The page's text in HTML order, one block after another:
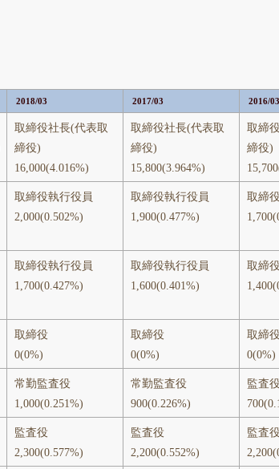
2018/03 2017/03 2016/03
取締役社長(代表取
締役)
16,000(4.016%)
取締役社長(代表取
締役)
15,800(3.964%)
取締
締役)
取締役執行役員
2,000(0.502%)
取締役執行役員
1,900(0.477%)
取締
取締役執行役員
1,700(0.427%)
取締役執行役員
1,600(0.401%)
取締
取締役
0(0%)
取締役
0(0%)
取締
0(0%)
常勤監査役
1,000(0.251%)
常勤監査役
900(0.226%)
監査
監査役
2,300(0.577%)
監査役
2,200(0.552%)
監査